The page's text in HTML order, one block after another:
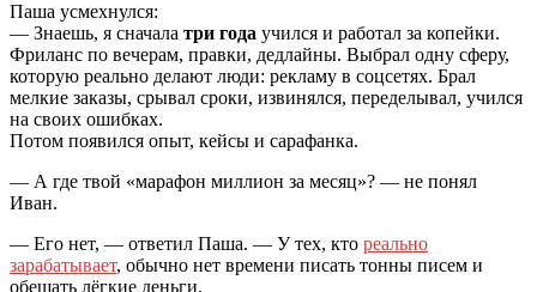
Паша усмехнулся:
— Знаешь, я сначала три года учился и работал за копейки.
Фриланс по вечерам, правки, дедлайны. Выбрал одну сферу,
которую реально делают люди: рекламу в соцсетях. Брал
мелкие заказы, срывал сроки, извинялся, переделывал, учился
на своих ошибках.
Потом появился опыт, кейсы и сарафанка.
— А где твой «марафон миллион за месяц»? — не понял
Иван.
— Его нет, — ответил Паша. — У тех, кто реально
зарабатывает, обычно нет времени писать тонны писем и
обещать лёгкие деньги.